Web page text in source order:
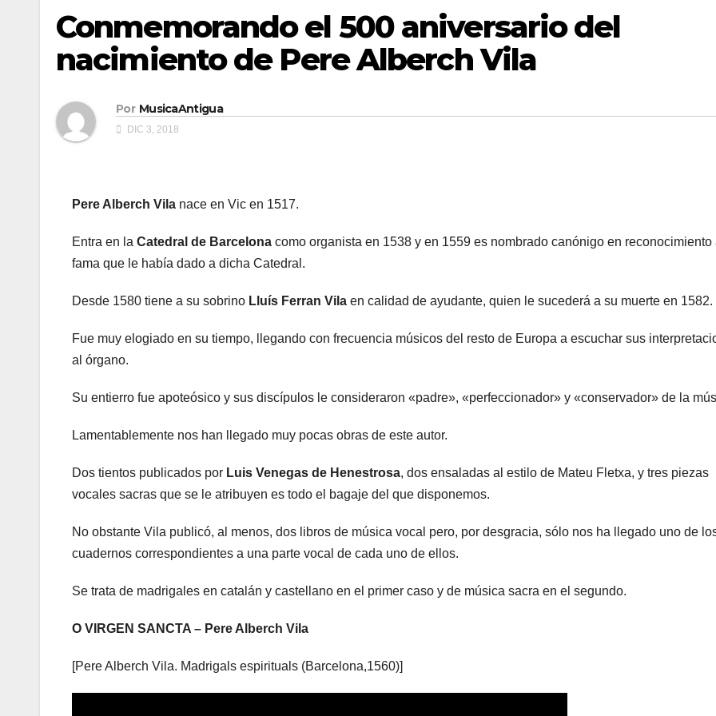
Conmemorando el 500 aniversario del
nacimiento de Pere Alberch Vila
Por MusicaAntigua
DIC 3, 2018
Pere Alberch Vila nace en Vic en 1517.
Entra en la Catedral de Barcelona como organista en 1538 y en 1559 es nombrado canónigo en reconocimiento
fama que le había dado a dicha Catedral.
Desde 1580 tiene a su sobrino Lluís Ferran Vila en calidad de ayudante, quien le sucederá a su muerte en 1582.
Fue muy elogiado en su tiempo, llegando con frecuencia músicos del resto de Europa a escuchar sus
al órgano.
Su entierro fue apoteósico y sus discípulos le consideraron «padre», «perfeccionador» y «conservador» de la
Lamentablemente nos han llegado muy pocas obras de este autor.
Dos tientos publicados por Luis Venegas de Henestrosa, dos ensaladas al estilo de Mateu Fletxa, y tres piezas
vocales sacras que se le atribuyen es todo el bagaje del que disponemos.
No obstante Vila publicó, al menos, dos libros de música vocal pero, por desgracia, sólo nos ha llegado uno de
cuadernos correspondientes a una parte vocal de cada uno de ellos.
Se trata de madrigales en catalán y castellano en el primer caso y de música sacra en el segundo.
O VIRGEN SANCTA – Pere Alberch Vila
[Pere Alberch Vila. Madrigals espirituals (Barcelona,1560)]